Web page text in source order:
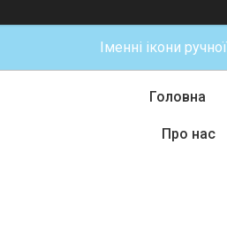
Іменні ікони
Головна
Про нас